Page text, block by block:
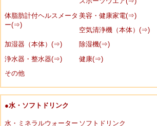
体脂肪計付ヘルスメータ
ー(⇒)
美容・健康家電(⇒)
空気清浄機（本体）(⇒)
加湿器（本体）(⇒)
除湿機(⇒)
浄水器・整水器(⇒)
健康(⇒)
その他
●水・ソフトドリンク
水・ミネラルウォーター ソフトドリンク